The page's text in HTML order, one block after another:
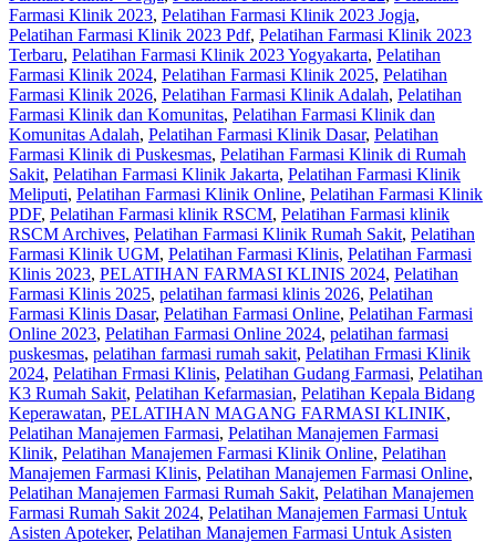
Farmasi Klinik 2023, Pelatihan Farmasi Klinik 2023 Jogja,
Pelatihan Farmasi Klinik 2023 Pdf, Pelatihan Farmasi Klinik 2023
Terbaru, Pelatihan Farmasi Klinik 2023 Yogyakarta, Pelatihan
Farmasi Klinik 2024, Pelatihan Farmasi Klinik 2025, Pelatihan
Farmasi Klinik 2026, Pelatihan Farmasi Klinik Adalah, Pelatihan
Farmasi Klinik dan Komunitas, Pelatihan Farmasi Klinik dan
Komunitas Adalah, Pelatihan Farmasi Klinik Dasar, Pelatihan
Farmasi Klinik di Puskesmas, Pelatihan Farmasi Klinik di Rumah
Sakit, Pelatihan Farmasi Klinik Jakarta, Pelatihan Farmasi Klinik
Meliputi, Pelatihan Farmasi Klinik Online, Pelatihan Farmasi Klinik
PDF, Pelatihan Farmasi klinik RSCM, Pelatihan Farmasi klinik
RSCM Archives, Pelatihan Farmasi Klinik Rumah Sakit, Pelatihan
Farmasi Klinik UGM, Pelatihan Farmasi Klinis, Pelatihan Farmasi
Klinis 2023, PELATIHAN FARMASI KLINIS 2024, Pelatihan
Farmasi Klinis 2025, pelatihan farmasi klinis 2026, Pelatihan
Farmasi Klinis Dasar, Pelatihan Farmasi Online, Pelatihan Farmasi
Online 2023, Pelatihan Farmasi Online 2024, pelatihan farmasi
puskesmas, pelatihan farmasi rumah sakit, Pelatihan Frmasi Klinik
2024, Pelatihan Frmasi Klinis, Pelatihan Gudang Farmasi, Pelatihan
K3 Rumah Sakit, Pelatihan Kefarmasian, Pelatihan Kepala Bidang
Keperawatan, PELATIHAN MAGANG FARMASI KLINIK,
Pelatihan Manajemen Farmasi, Pelatihan Manajemen Farmasi
Klinik, Pelatihan Manajemen Farmasi Klinik Online, Pelatihan
Manajemen Farmasi Klinis, Pelatihan Manajemen Farmasi Online,
Pelatihan Manajemen Farmasi Rumah Sakit, Pelatihan Manajemen
Farmasi Rumah Sakit 2024, Pelatihan Manajemen Farmasi Untuk
Asisten Apoteker, Pelatihan Manajemen Farmasi Untuk Asisten